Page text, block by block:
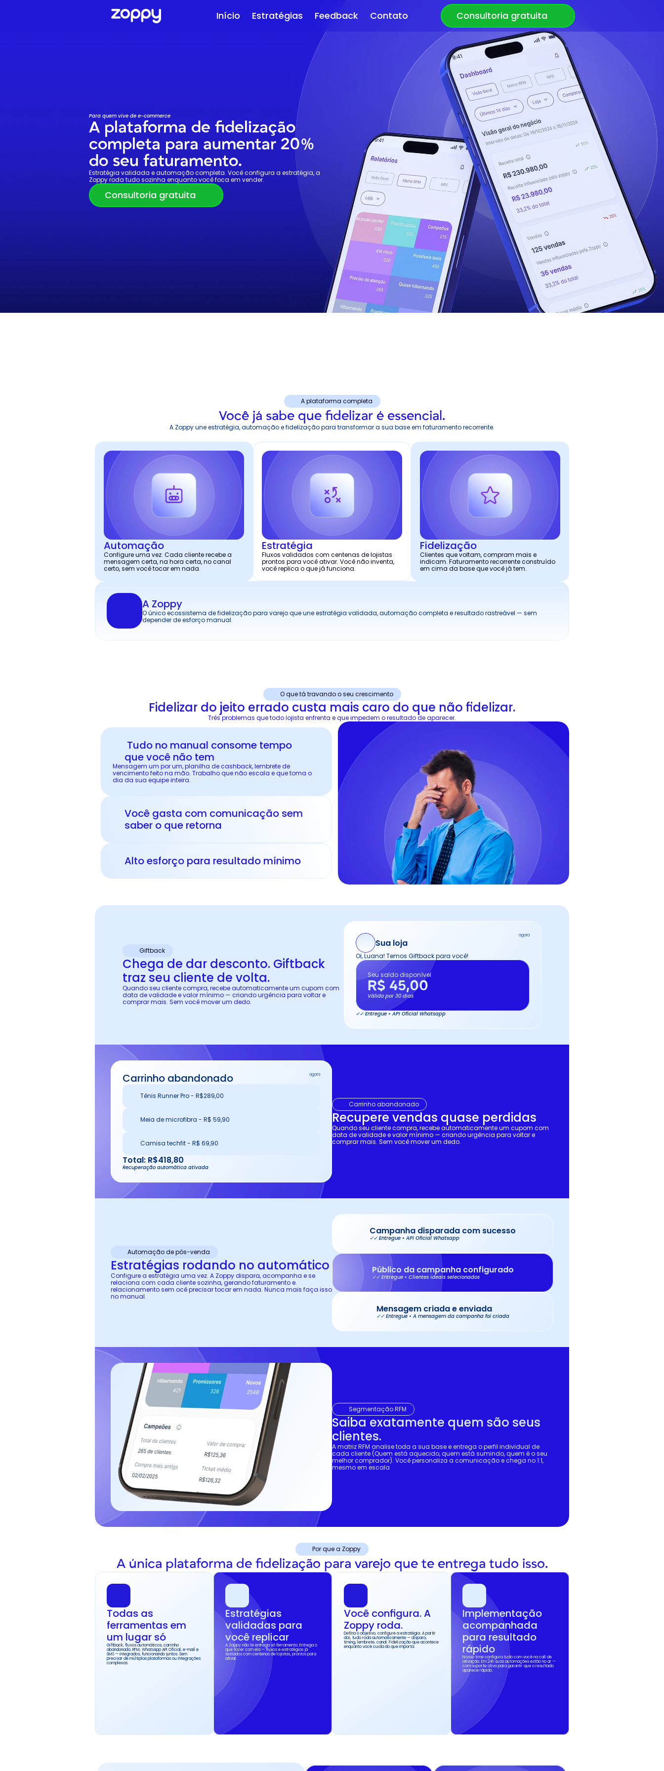
Início Estratégias Feedback Contato Consultoria gratuita
Para quem vive de e-commerce
A plataforma de fidelização
completa para aumentar 20%
do seu faturamento.
Estratégia validada e automação completa. Você configura a estratégia, a
Zoppy roda tudo sozinha enquanto você foca em vender.
Consultoria gratuita
A plataforma completa
Você já sabe que fidelizar é essencial.
A Zoppy une estratégia, automação e fidelização para transformar a sua base em faturamento recorrente.
Automação
Configure uma vez. Cada cliente recebe a
mensagem certa, na hora certa, no canal
certo, sem você tocar em nada.
Estratégia
Fluxos validados com centenas de lojistas
prontos para você ativar. Você não inventa,
você replica o que já funciona.
Fidelização
Clientes que voltam, compram mais e
indicam. Faturamento recorrente construído
em cima da base que você já tem.
A Zoppy
O único ecossistema de fidelização para varejo que une estratégia validada, automação completa e resultado rastreável — sem
depender de esforço manual.
O que tá travando o seu crescimento
Fidelizar do jeito errado custa mais caro do que não fidelizar.
Três problemas que todo lojista enfrenta e que impedem o resultado de aparecer.
que você não tem
Mensagem um por um, planilha de cashback, lembrete de
vencimento feito na mão. Trabalho que não escala e que toma o
dia da sua equipe inteira.
Você gasta com comunicação sem
saber o que retorna
Alto esforço para resultado mínimo
Giftback
Chega de dar desconto. Giftback
traz seu cliente de volta.
Quando seu cliente compra, recebe automaticamente um cupom com
data de validade e valor mínimo — criando urgência para voltar e
comprar mais. Sem você mover um dedo.
Sua loja
agora
Oi, Luana! Temos Giftback para você!
Seu saldo disponível
R$ 45,00
Válido por 30 dias
✓✓ Entregue • API Oficial Whatsapp
Carrinho abandonado agora
Tênis Runner Pro - R$289,00
Meia de microfibra - R$ 59,90
Camisa techfit - R$ 69,90
Total: R$418,80
Recuperação automática ativada
Carrinho abandonado
Recupere vendas quase perdidas
Quando seu cliente compra, recebe automaticamente um cupom com
data de validade e valor mínimo — criando urgência para voltar e
comprar mais. Sem você mover um dedo.
Automação de pós-venda
Estratégias rodando no automático
Configure a estratégia uma vez. A Zoppy dispara, acompanha e se
relaciona com cada cliente sozinha, gerando faturamento e.
relacionamento sem ocê precisar tocar em nada. Nunca mais faça isso
no manual.
Campanha disparada com sucesso
✓✓ Entregue • API Oficial Whatsapp
Público da campanha configurado
✓✓ Entregue • Clientes ideais selecionados
Mensagem criada e enviada
✓✓ Entregue • A mensagem da campanha foi criada
Segmentação RFM
Saiba exatamente quem são seus
clientes.
A matriz RFM analise toda a sua base e entrega o perfil individual de
cada cliente (Quem está aquecido, quem está sumindo, quem é o seu
melhor comprador). Você personaliza a comunicação e chega no 1:1,
mesmo em escala
Por que a Zoppy
A única plataforma de fidelização para varejo que te entrega tudo isso.
Todas as
ferramentas em
um lugar só
Giftback, fluxos automáticos, carrinho
abandonado, RFM, WhatsApp API Oficial, e-mail e
SMS — integrados, funcionando juntos. Sem
precisar de múltiplas plataformas ou integrações
complexas.
Estratégias
validadas para
você replicar
A Zoppy não te entrega só ferramenta. Entrega o
que fazer com ela — fluxos e estratégias já
testados com centenas de lojistas, prontos para
ativar.
Você configura. A
Zoppy roda.
Defina o objetivo, configure a estratégia. A partir
daí, tudo roda automaticamente — disparo,
timing, lembrete, canal. Fidelização que acontece
enquanto você cuida do que importa.
Implementação
acompanhada
para resultado
rápido
Nosso time configura tudo com você na call de
ativação. Em 24h suas automações estão no ar —
com suporte ativo para garantir que o resultado
aparece rápido.